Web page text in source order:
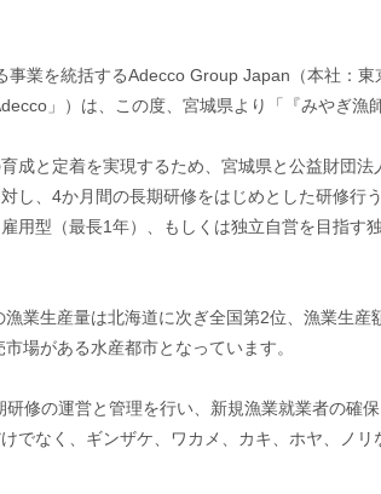
業を統括するAdecco Group Japan（本社：
」）は、この度、宮城県より「『みやぎ漁
成と定着を実現するため、宮城県と公益財団
し、4か月間の長期研修をはじめとした研修
用型（最長1年）、もしくは独立自営を目指す
業生産量は北海道に次ぎ全国第2位、漁業生
場がある水産都市となっています。
修の運営と管理を行い、新規漁業就業者の確
でなく、ギンザケ、ワカメ、カキ、ホヤ、ノ